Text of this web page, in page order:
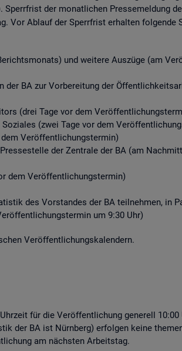
Sperr­frist der mo­nat­li­chen Pres­se­mel­dung
Vor Ab­lauf der Sperr­frist er­hal­ten fol­gen­de
und wei­te­re Aus­zü­ge (am
der BA zur Vor­be­rei­tung der
(drei Tage vor dem
(zwei Tage vor dem
Ver­öf­fent­li­chungs­ter­min)
der Zen­tra­le der BA (am
dem Ver­öf­fent­li­chungs­ter­min)
des Vor­stan­des der BA teil­neh­men, in
um 9:30 Uhr)
Ver­öf­fent­li­chungs­ka­len­dern.
für die Ver­öf­fent­li­chung ge­ne­rell
der BA ist Nürn­berg) er­fol­gen keine
am nächs­ten Ar­beits­tag.